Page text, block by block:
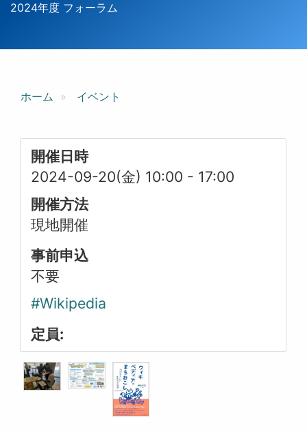
2024年度 フォーラム
ホーム イベント
開催日時
2024-09-20(金) 10:00 - 17:00
開催方法
現地開催
事前申込
不要
#Wikipedia
定員: